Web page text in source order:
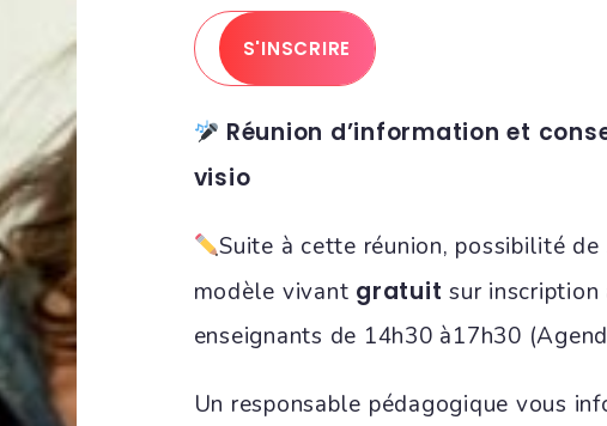
S'INSCRIRE
Réunion d’information et
visio
Suite à cette réunion, possibilité de
modèle vivant gratuit sur inscription
enseignants de 14h30 à17h30
Un responsable pédagogique vous